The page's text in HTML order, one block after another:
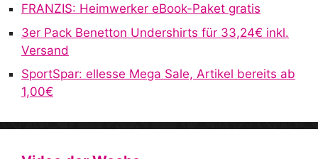
FRANZIS: Heimwerker eBook-Paket gratis
3er Pack Benetton Undershirts für 33,24€ inkl.
Versand
SportSpar: ellesse Mega Sale, Artikel bereits ab
1,00€